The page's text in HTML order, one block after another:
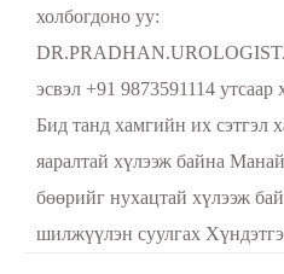
холбогдоно уу:
эсвэл +91 9873591114 утсаар
Бид танд хамгийн их сэтгэл
яаралтай хүлээж байна
бөөрийг нухацтай хүлээж
шилжүүлэн суулгах